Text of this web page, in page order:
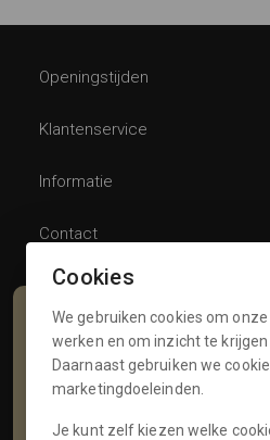
Openingstijden
Klantenservice
Informatie
Contact
Schrijf je in voor
Voornaam
Cookies
We gebruiken cookies om
werken en om inzicht te krijgen
Daarnaast gebruiken we
marketingdoeleinden.
Je kunt zelf kiezen welke